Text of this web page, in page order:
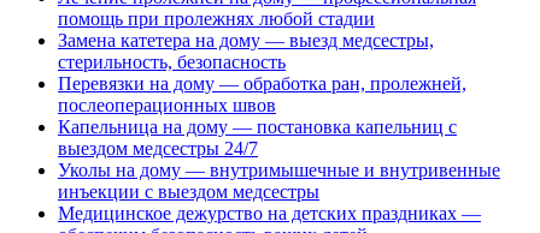
помощь при пролежнях любой стадии
Замена катетера на дому — выезд медсестры,
стерильность, безопасность
Перевязки на дому — обработка ран, пролежней,
послеоперационных швов
Капельница на дому — постановка капельниц с
выездом медсестры 24/7
Уколы на дому — внутримышечные и внутривенные
инъекции с выездом медсестры
Медицинское дежурство на детских праздниках —